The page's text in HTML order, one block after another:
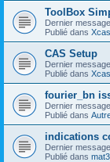
ToolBox
Dernier
Publié dans
CAS Setup
Dernier
Publié dans
fourier_bn
Dernier
Publié dans
indications
Dernier
Publié dans